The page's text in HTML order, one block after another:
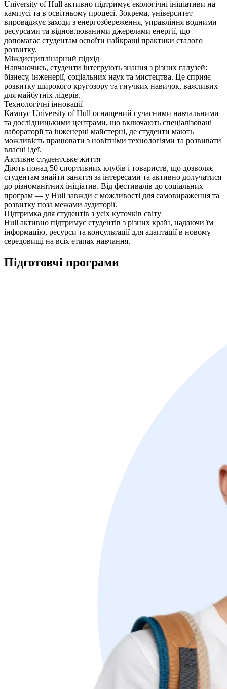
University of Hull активно підтримує екологічні ініціативи на
кампусі та в освітньому процесі. Зокрема, університет
впроваджує заходи з енергозбереження, управління водними
ресурсами та відновлюваними джерелами енергії, що
допомагає студентам освоїти найкращі практики сталого
розвитку.
Міждисциплінарний підхід
Навчаючись, студенти інтегрують знання з різних галузей:
бізнесу, інженерії, соціальних наук та мистецтва. Це сприяє
розвитку широкого кругозору та гнучких навичок, важливих
для майбутніх лідерів.
Технологічні інновації
Кампус University of Hull оснащений сучасними навчальними
та дослідницькими центрами, що включають спеціалізовані
лабораторії та інженерні майстерні, де студенти мають
можливість працювати з новітніми технологіями та розвивати
власні ідеї.
Активне студентське життя
Діють понад 50 спортивних клубів і товариств, що дозволяє
студентам знайти заняття за інтересами та активно долучатися
до різноманітних ініціатив. Від фестивалів до соціальних
програм — у Hull завжди є можливості для самовираження та
розвитку поза межами аудиторії.
Підтримка для студентів з усіх куточків світу
Hull активно підтримує студентів з різних країн, надаючи їм
інформацію, ресурси та консультації для адаптації в новому
середовищі на всіх етапах навчання.
Підготовчі програми